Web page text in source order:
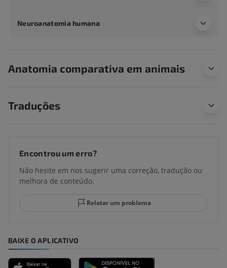
Neuroanatomia humana
Anatomia comparativa em animais
Traduções
Encontrou um erro?
Não hesite em nos sugerir uma correção, tradução ou
melhora de conteúdo.
Relatar um problema
BAIXE O APLICATIVO